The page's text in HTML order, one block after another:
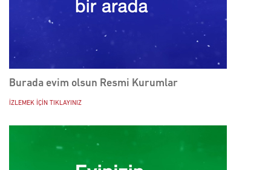
Burada evim olsun Resmi Kurumlar
İZLEMEK İÇİN TIKLAYINIZ